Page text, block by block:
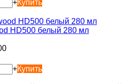
+Купить
HD500 белый 280 мл
+Купить